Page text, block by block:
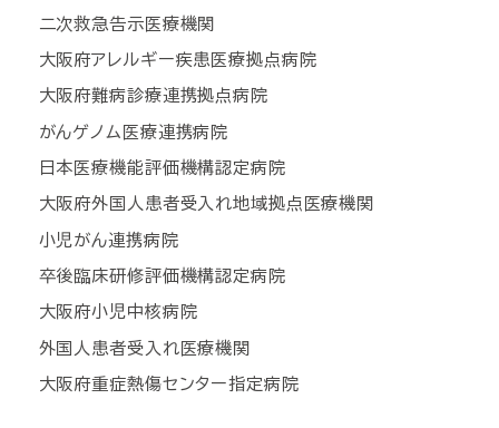
二次救急告示医療機関
大阪府アレルギー疾患医療拠点病院
大阪府難病診療連携拠点病院
がんゲノム医療連携病院
日本医療機能評価機構認定病院
大阪府外国人患者受入れ地域拠点医療機関
小児がん連携病院
卒後臨床研修評価機構認定病院
大阪府小児中核病院
外国人患者受入れ医療機関
大阪府重症熱傷センター指定病院